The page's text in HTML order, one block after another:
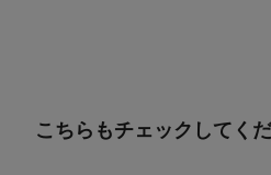
こちらもチェックしてくだ